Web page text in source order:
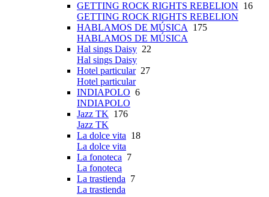
GETTING ROCK RIGHTS REBELION 16
GETTING ROCK RIGHTS REBELION
HABLAMOS DE MÚSICA 175
HABLAMOS DE MÚSICA
Hal sings Daisy 22
Hal sings Daisy
Hotel particular27
Hotel particular
INDIAPOLO 6
INDIAPOLO
Jazz TK 176
Jazz TK
La dolce vita 18
La dolce vita
La fonoteca 7
La fonoteca
La trastienda 7
La trastienda